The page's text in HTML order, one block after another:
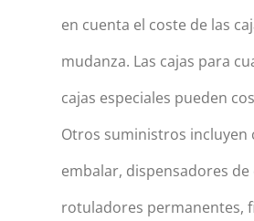
en cuenta el coste de las
mudanza. Las cajas para
cajas especiales pueden
Otros suministros incluyen
embalar, dispensadores de
rotuladores permanentes,